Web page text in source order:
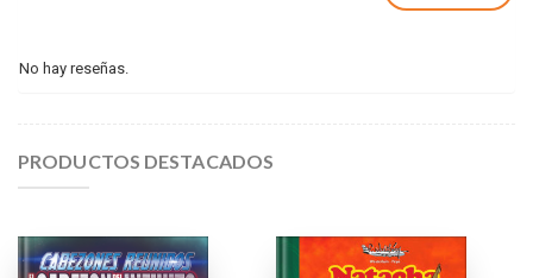
No hay reseñas.
PRODUCTOS DESTACADOS